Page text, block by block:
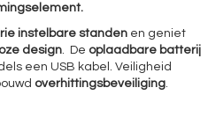
instelbare standen en geniet
design. De oplaadbare batterij
een USB kabel. Veiligheid
overhittingsbeveiliging.